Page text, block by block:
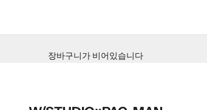
장바구니가 비어있습니다